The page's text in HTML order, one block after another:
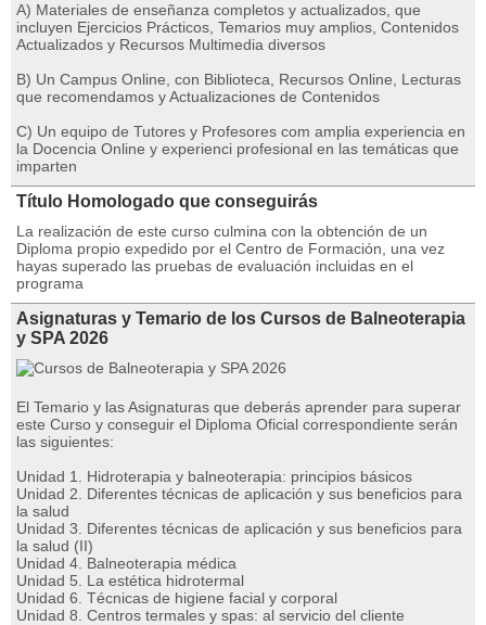
A) Materiales de enseñanza completos y actualizados, que
incluyen Ejercicios Prácticos, Temarios muy amplios, Contenidos
Actualizados y Recursos Multimedia diversos
B) Un Campus Online, con Biblioteca, Recursos Online, Lecturas
que recomendamos y Actualizaciones de Contenidos
C) Un equipo de Tutores y Profesores com amplia experiencia en
la Docencia Online y experienci profesional en las temáticas que
imparten
Título Homologado que conseguirás
La realización de este curso culmina con la obtención de un
Diploma propio expedido por el Centro de Formación, una vez
hayas superado las pruebas de evaluación incluidas en el
programa
Asignaturas y Temario de los Cursos de Balneoterapia
y SPA 2026
El Temario y las Asignaturas que deberás aprender para superar
este Curso y conseguir el Diploma Oficial correspondiente serán
las siguientes:
Unidad 1. Hidroterapia y balneoterapia: principios básicos
Unidad 2. Diferentes técnicas de aplicación y sus beneficios para
la salud
Unidad 3. Diferentes técnicas de aplicación y sus beneficios para
la salud (II)
Unidad 4. Balneoterapia médica
Unidad 5. La estética hidrotermal
Unidad 6. Técnicas de higiene facial y corporal
Unidad 8. Centros termales y spas: al servicio del cliente